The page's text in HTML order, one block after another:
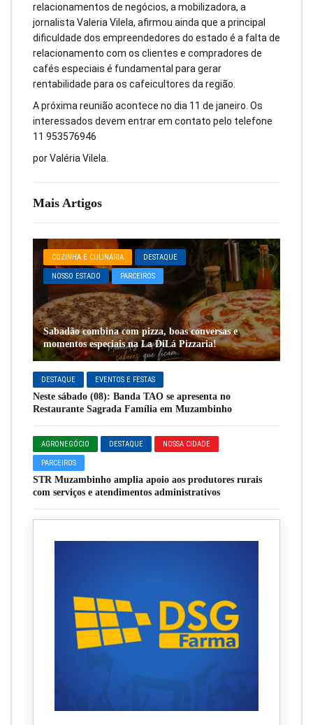
Mais Artigos
COZINHA E CULINÁRIA DESTAQUE
NOSSO ESTADO PARCEIROS
Sabadão combina com pizza, boas conversas e
momentos especiais na La DiLá Pizzaria!
DESTAQUE EVENTOS E FESTAS
Neste sábado (08): Banda TAO se apresenta no
Restaurante Sagrada Família em Muzambinho
AGRONEGÓCIO DESTAQUE NOSSA CIDADE
PARCEIROS
STR Muzambinho amplia apoio aos produtores rurais
com serviços e atendimentos administrativos
relacionamentos de negócios, a mobilizadora, a
jornalista Valeria Vilela, afirmou ainda que a principal
dificuldade dos empreendedores do estado é a falta de
relacionamento com os clientes e compradores de
cafés especiais é fundamental para gerar
rentabilidade para os cafeicultores da região.
A próxima reunião acontece no dia 11 de janeiro. Os
interessados devem entrar em contato pelo telefone
11 953576946
por Valéria Vilela.